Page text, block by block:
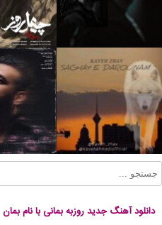
دانلود آهنگ جدید روزبه بمانی با نام بمان